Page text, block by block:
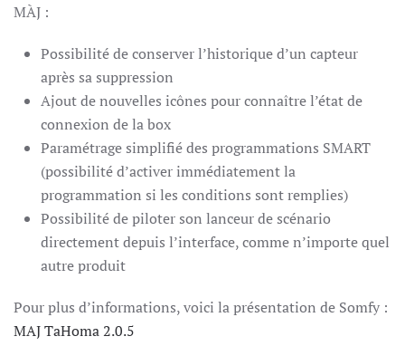
MÀJ :
Possibilité de conserver l’historique d’un capteur
après sa suppression
Ajout de nouvelles icônes pour connaître l’état de
connexion de la box
Paramétrage simplifié des programmations SMART
(possibilité d’activer immédiatement la
programmation si les conditions sont remplies)
Possibilité de piloter son lanceur de scénario
directement depuis l’interface, comme n’importe quel
autre produit
Pour plus d’informations, voici la présentation de Somfy :
MAJ TaHoma 2.0.5